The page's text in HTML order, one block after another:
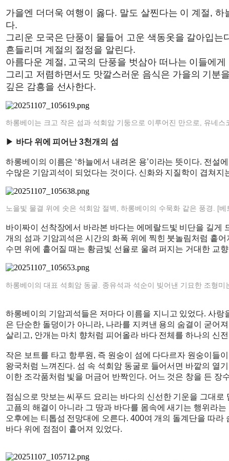
가을엔 더더욱 여행이 옳다. 말도 살찐다는 이 계절,
다.
그리운 모국은 단풍이 물들어 고운 색동옷을 갈아입
흔들리며 계절의 절정을 알린다.
아름다운 계절, 고국의 단풍을 벗삼아 떠나는 이들에
그리고 저렴하면서도 맛깔스러운 음식은 가을의 기분
깊은 감흥을 선사한다.
하롱베이는 크고 작은 섬과 석회암 기둥으로 이루어진 만으로, 유네
▶ 바다 위에 피어난 3천개의 섬
하롱베이의 이름은 ‘하늘에서 내려온 용’이라는 뜻이다. 전
수많은 기암괴석이 되었다는 것이다. 신화와 지질학이 겹쳐
노을빛 물결 위에 솟은 석회암 절벽, 하롱베이의 수묵화 같은 풍경. [베
바이짜이 선착장에서 바라본 바다는 에메랄드빛 비단을 길게
개의 섬과 기암괴석은 시간의 화폭 위에 찍힌 붓놀림처럼 흩
수면 위에 흩어질 때는 황금빛 선율로 울려 퍼지는 거대한 교
하롱베이의 대표 석회암 동굴. 종유석과 석순이 빚어낸 기묘한 조형
하롱베이의 기암괴석들은 저마다 이름을 지니고 있었다. 사
은 단순한 돌덩이가 아니라, 나라를 지켜낸 용의 숨결이 굳어
살리고, 안개는 마치 향처럼 피어올라 바다 전체를 하나의 신
작은 보트를 타고 항루원, 즉 원숭이 섬에 다다르자 원숭이들
왕국처럼 느껴진다. 섬 속 석회암 동굴로 들어서면 바깥의 열
이한 조각품처럼 빛을 머금어 반짝인다. 어느 것은 창을 든
점심으로 맛보는 씨푸드 요리는 바다의 신선한 기운을 그대
고픔의 해결이 아니라 그 땅과 바다를 몸속에 새기는 행위라는
오후에는 티톱섬 전망대에 오른다. 400여 개의 돌계단을 따
바다 위에 점점이 흩어져 있었다.